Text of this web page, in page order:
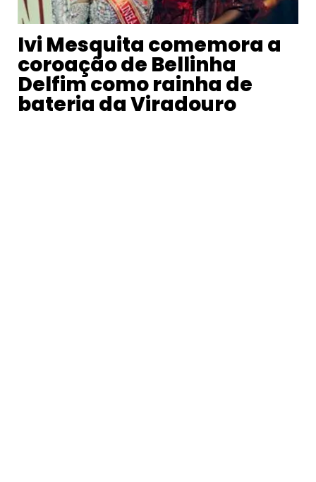
Ivi Mesquita comemora a
coroação de Bellinha
Delfim como rainha de
bateria da Viradouro